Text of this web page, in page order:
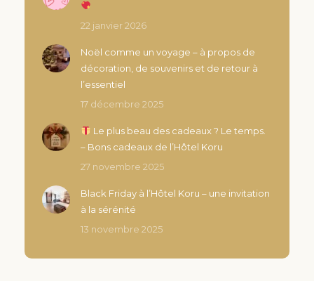
22 janvier 2026
Noël comme un voyage – à propos de
décoration, de souvenirs et de retour à
l’essentiel
17 décembre 2025
Le plus beau des cadeaux ? Le temps.
– Bons cadeaux de l’Hôtel Koru
27 novembre 2025
Black Friday à l’Hôtel Koru – une invitation
à la sérénité
13 novembre 2025